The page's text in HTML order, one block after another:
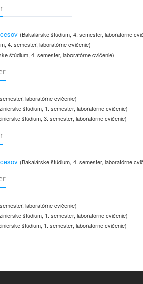
(Bakalárske štúdium, 4. semester, laboratórne
4. semester, laboratórne cvičenie)
štúdium, 4. semester, laboratórne cvičenie)
laboratórne cvičenie)
štúdium, 1. semester, laboratórne cvičenie)
štúdium, 3. semester, laboratórne cvičenie)
(Bakalárske štúdium, 4. semester, laboratórne
laboratórne cvičenie)
štúdium, 1. semester, laboratórne cvičenie)
štúdium, 1. semester, laboratórne cvičenie)